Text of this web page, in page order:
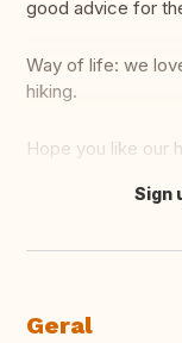
good advice for
Way of life: we
hiking.
Hope you like our
Fazer tradução
Sign
Geral